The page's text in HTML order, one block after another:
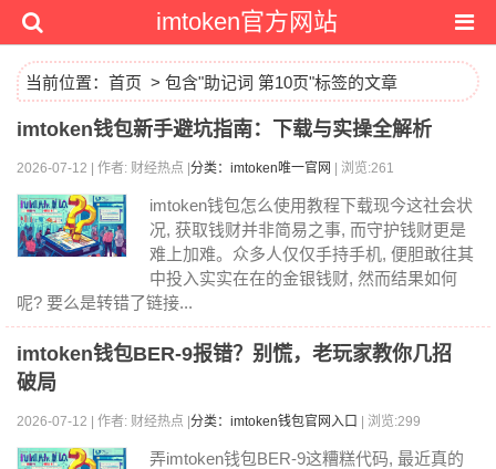
imtoken官方网站
当前位置： 首页 > 包含"助记词 第10页"标签的文章
imtoken钱包新手避坑指南：下载与实操全解析
2026-07-12 | 作者: 财经热点 | 分类：imtoken唯一官网 | 浏览:261
imtoken钱包怎么使用教程下载现今这社会状
况, 获取钱财并非简易之事, 而守护钱财更是
难上加难。众多人仅仅手持手机, 便胆敢往其
中投入实实在在的金银钱财, 然而结果如何
呢? 要么是转错了链接...
imtoken钱包BER-9报错？别慌，老玩家教你几招
破局
2026-07-12 | 作者: 财经热点 | 分类：imtoken钱包官网入口 | 浏览:299
弄imtoken钱包BER-9这糟糕代码, 最近真的